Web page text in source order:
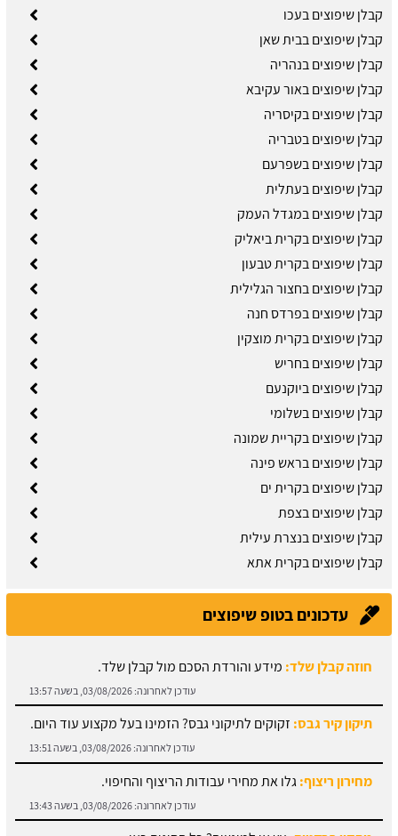
קבלן שיפוצים בעכו
קבלן שיפוצים בבית שאן
קבלן שיפוצים בנהריה
קבלן שיפוצים באור עקיבא
קבלן שיפוצים בקיסריה
קבלן שיפוצים בטבריה
קבלן שיפוצים בשפרעם
קבלן שיפוצים בעתלית
קבלן שיפוצים במגדל העמק
קבלן שיפוצים בקרית ביאליק
קבלן שיפוצים בקרית טבעון
קבלן שיפוצים בחצור הגלילית
קבלן שיפוצים בפרדס חנה
קבלן שיפוצים בקרית מוצקין
קבלן שיפוצים בחריש
קבלן שיפוצים ביוקנעם
קבלן שיפוצים בשלומי
קבלן שיפוצים בקריית שמונה
קבלן שיפוצים בראש פינה
קבלן שיפוצים בקרית ים
קבלן שיפוצים בצפת
קבלן שיפוצים בנצרת עילית
קבלן שיפוצים בקרית אתא
עדכונים בטופ שיפוצים
תיקון קיר גבס:זקוקים לתיקוני גבס? הזמינו בעל מקצוע עוד היום.
עודכן לאחרונה:03/08/2026, בשעה 13:51
מחירון ריצוף:גלו את מחירי עבודות הריצוף והחיפוי.
עודכן לאחרונה: 03/08/2026, בשעה 13:43
מתקין פרקטים:עץ או למינציה? כל הסוגים כאן.
עודכן לאחרונה:03/08/2026, בשעה 13:31